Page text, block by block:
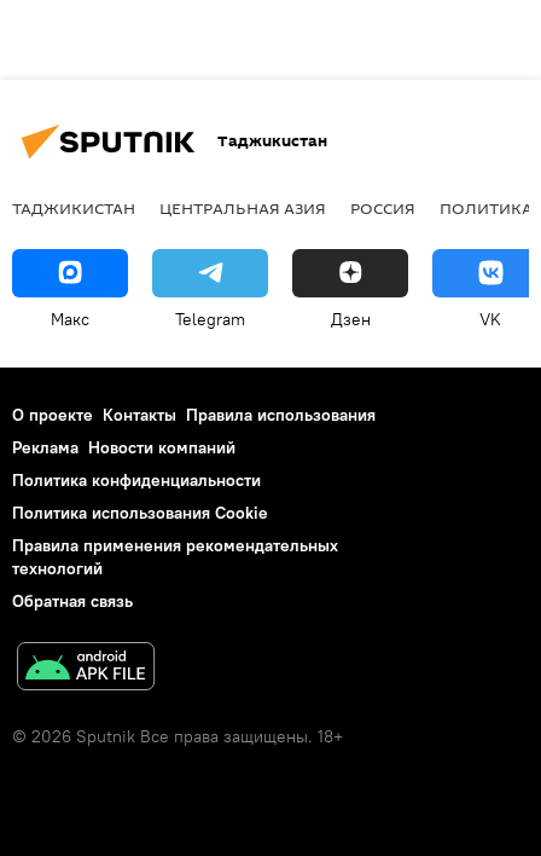
Таджикистан
ТАДЖИКИСТАН ЦЕНТРАЛЬНАЯ АЗИЯ РОССИЯ ПОЛИТИКА
Макс Telegram Дзен VK
О проекте Контакты Правила использования
Реклама Новости компаний
Политика конфиденциальности
Политика использования Cookie
Правила применения рекомендательных
технологий
Обратная связь
© 2026 Sputnik Все права защищены. 18+